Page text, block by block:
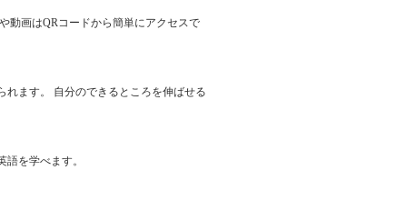
動画はQRコードから簡単にアクセスで
れます。 自分のできるところを伸ばせる
を学べます。